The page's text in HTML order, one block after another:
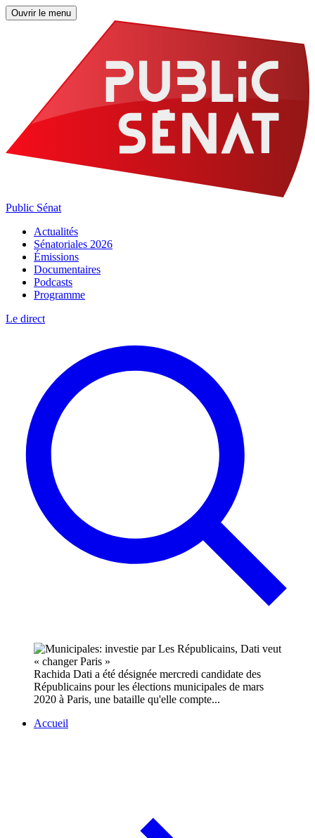
Ouvrir le menu
Public Sénat
Actualités
Sénatoriales 2026
Émissions
Documentaires
Podcasts
Programme
Le direct
Rachida Dati a été désignée mercredi candidate des
Républicains pour les élections municipales de mars
2020 à Paris, une bataille qu'elle compte...
Accueil